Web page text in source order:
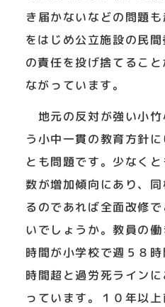
き届かないなどの問題
をはじめ公立施設の民
の責任を投げ捨てるこ
ながっています。
地元の反対が強い小竹
う小中一貫の教育方針
とも問題です。少なく
数が増加傾向にあり、
るのであれば全面改修
いでしょうか。教員の
時間が小学校で週５８
時間超と過労死ライン
っています。１０年以